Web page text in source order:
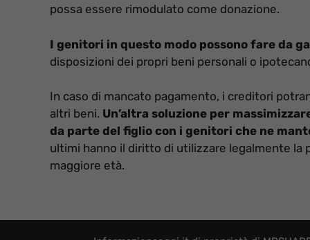
possa essere rimodulato come donazione.
I genitori in questo modo possono fare da
disposizioni dei propri beni personali o
In caso di mancato pagamento, i creditori
altri beni. Un’altra soluzione per
da parte del figlio con i genitori che ne
ultimi hanno il diritto di utilizzare legalmente la
maggiore età.